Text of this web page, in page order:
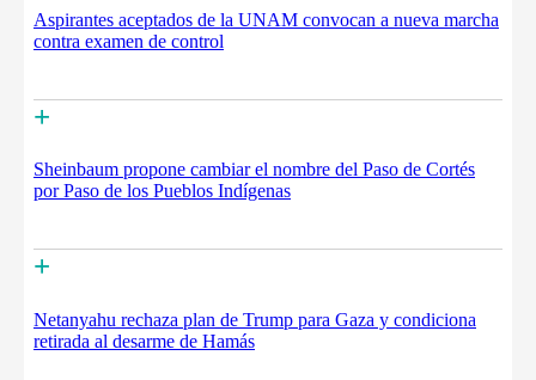
Aspirantes aceptados de la UNAM convocan a nueva marcha
contra examen de control
+
Sheinbaum propone cambiar el nombre del Paso de Cortés
por Paso de los Pueblos Indígenas
+
Netanyahu rechaza plan de Trump para Gaza y condiciona
retirada al desarme de Hamás